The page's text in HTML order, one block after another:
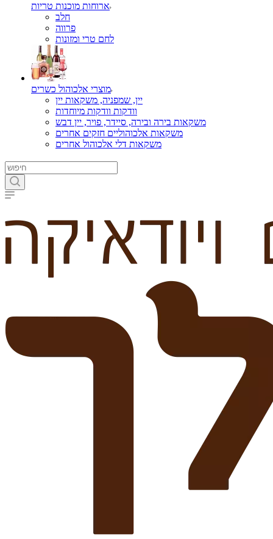
ארוחות מוכנות טריות
חלב
פרווה
לחם טרי ומזונות
מוצרי אלכוהול כשרים
יין, שמפניה, משקאות יין
וודקות וודקות מיוחדות
משקאות בירה ובירה, סיידר, פויר, יין דבש
משקאות אלכוהוליים חזקים אחרים
משקאות דלי אלכוהול אחרים